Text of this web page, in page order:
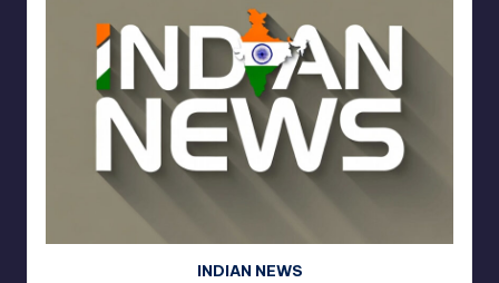
INDIAN NEWS